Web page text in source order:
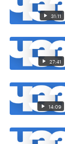
31:11
27:41
14:09